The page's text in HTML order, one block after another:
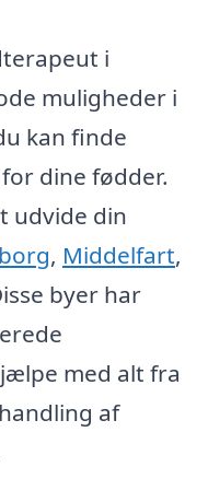
i
muligheder i
kan finde
dine fødder.
udvide din
, Middelfart,
byer har
med alt fra
af